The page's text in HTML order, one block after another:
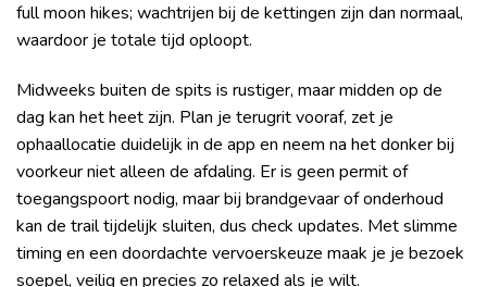
full moon hikes; wachtrijen bij de kettingen zijn dan normaal,
waardoor je totale tijd oploopt.
Midweeks buiten de spits is rustiger, maar midden op de
dag kan het heet zijn. Plan je terugrit vooraf, zet je
ophaallocatie duidelijk in de app en neem na het donker bij
voorkeur niet alleen de afdaling. Er is geen permit of
toegangspoort nodig, maar bij brandgevaar of onderhoud
kan de trail tijdelijk sluiten, dus check updates. Met slimme
timing en een doordachte vervoerskeuze maak je je bezoek
soepel, veilig en precies zo relaxed als je wilt.